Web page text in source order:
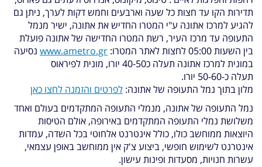
תדירות הקו עד חצות כל שעה וארבעים וחמש דקות לערך, ניתן גם
להגיע למרכז אתונה ע"י המטרו החדיש את אתונה, ישיר מנמל
התעופה עד מרכז העיר, רשת המטרו החדישה של אתונה פועלת
בין השעות 05:00 לחצות לאתר המטרו:
www.ametro.gr נסיעה
במונית למרכז אתונה תעלה כ40-50 יורו, מונית לפיראוס
תעלה כ-50-60 יורו.
מלון בתוך נמל התעופה של אתונה: לפרטים והזמנה לחצו כאן
נמל התעופה של אתונה, מנמלי התעופה המתקדמים בעולם ואחד
משלושת נמלי התעופה המתקדמים באירופה, אולם הטיסות
היוצאות ממוחשב כולו, כולל אינטרנט אלחוטי בכל השדה, עמדות
אינטרנט לשימוש חופשי, ביצוע צ'ק אין ממוחשב באופן עצמאי,
עשרות חנויות, מסעדות ופינות עישון.